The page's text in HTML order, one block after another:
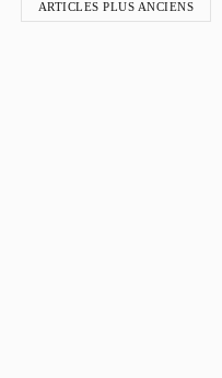
ARTICLES PLUS ANCIENS